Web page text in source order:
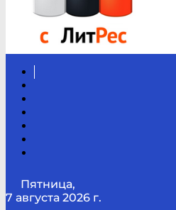
Пятница,
7 августа 2026 г.